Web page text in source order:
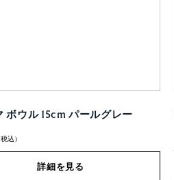
ボウル 15cm パールグレー
込)
詳細を見る